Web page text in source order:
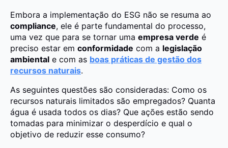
Embora a implementação do ESG não se resuma ao
compliance, ele é parte fundamental do processo,
uma vez que para se tornar uma empresa verde é
preciso estar em conformidade com a legislação
ambiental e com as boas práticas de gestão dos
recursos naturais.
As seguintes questões são consideradas: Como os
recursos naturais limitados são empregados? Quanta
água é usada todos os dias? Que ações estão sendo
tomadas para minimizar o desperdício e qual o
objetivo de reduzir esse consumo?